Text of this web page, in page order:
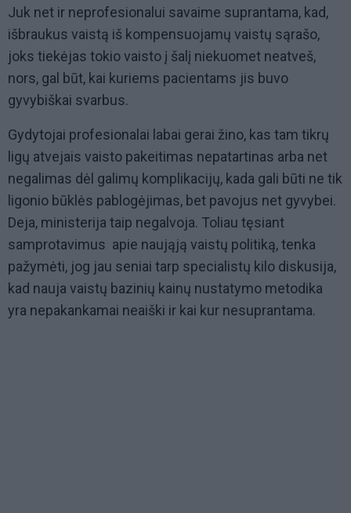
Juk net ir neprofesionalui savaime suprantama, kad,
išbraukus vaistą iš kompensuojamų vaistų sąrašo,
joks tiekėjas tokio vaisto į šalį niekuomet neatveš,
nors, gal būt, kai kuriems pacientams jis buvo
gyvybiškai svarbus.
Gydytojai profesionalai labai gerai žino, kas tam tikrų
ligų atvejais vaisto pakeitimas nepatartinas arba net
negalimas dėl galimų komplikacijų, kada gali būti ne tik
ligonio būklės pablogėjimas, bet pavojus net gyvybei.
Deja, ministerija taip negalvoja. Toliau tęsiant
samprotavimus apie naująją vaistų politiką, tenka
pažymėti, jog jau seniai tarp specialistų kilo diskusija,
kad nauja vaistų bazinių kainų nustatymo metodika
yra nepakankamai neaiški ir kai kur nesuprantama.